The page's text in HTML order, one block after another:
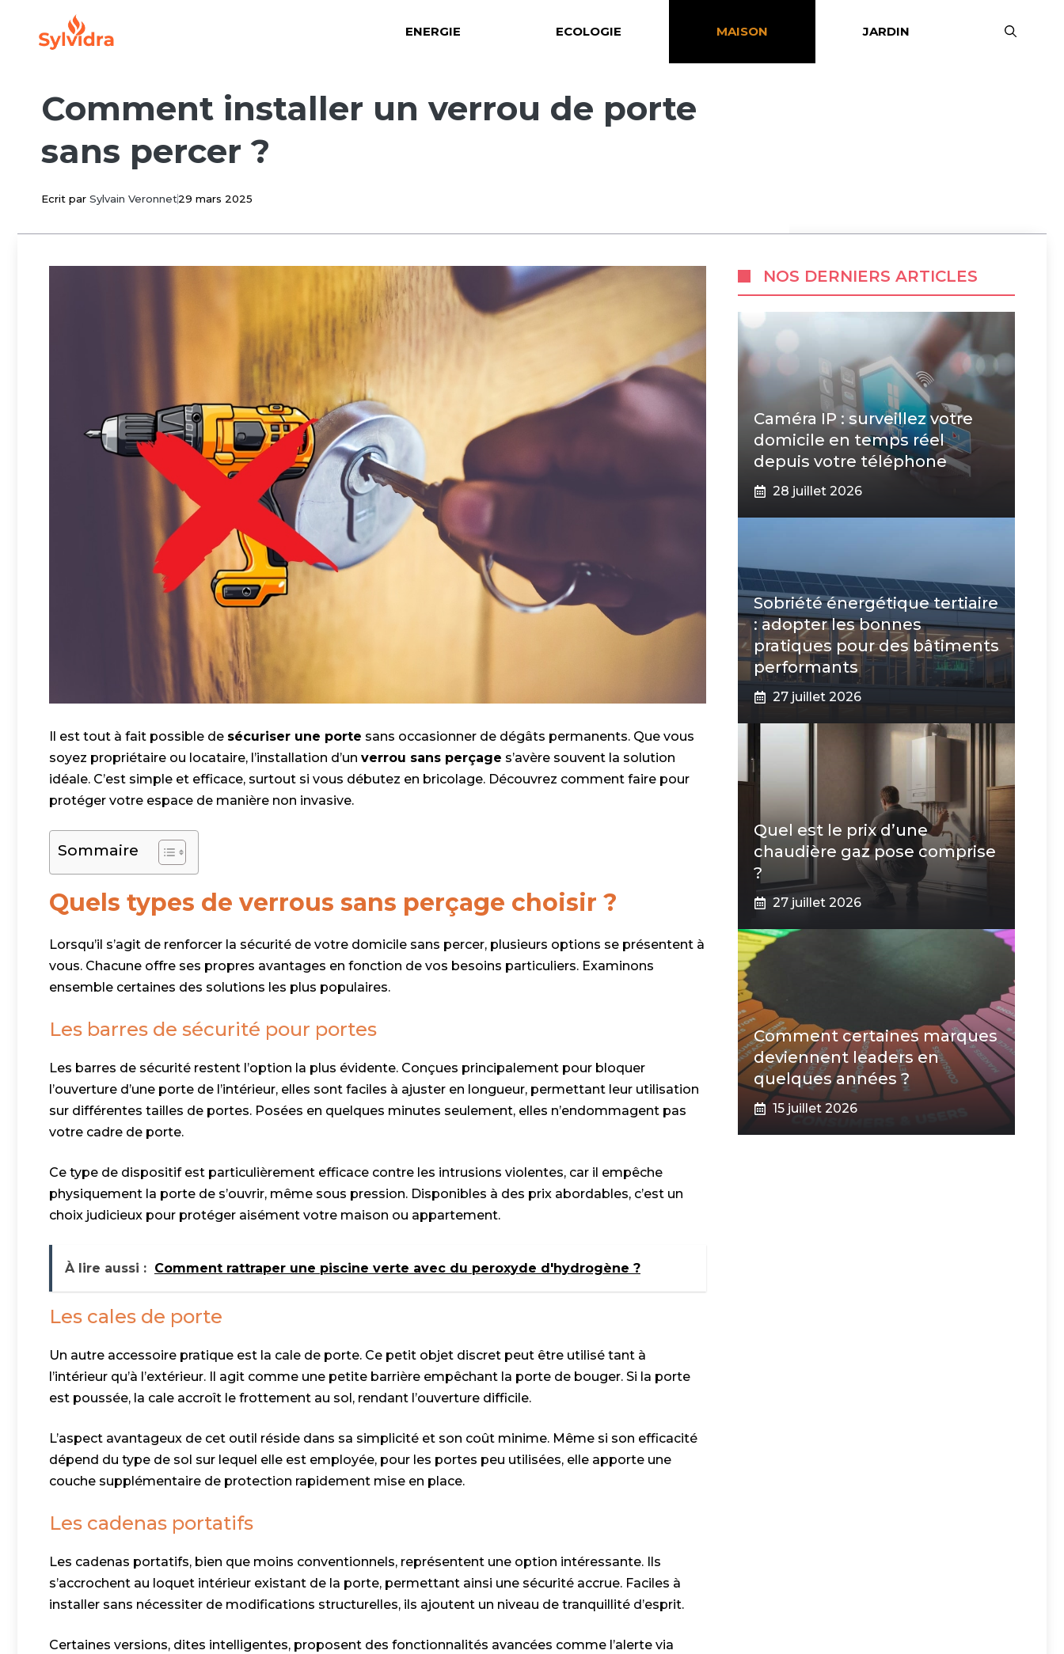
contenu
ENERGIE ECOLOGIE MAISON JARDIN
Comment installer un verrou de porte
sans percer ?
Ecrit par Sylvain Veronnet29 mars 2025
Il est tout à fait possible de sécuriser une porte sans occasionner de dégâts permanents. Que vous
soyez propriétaire ou locataire, l’installation d’un verrou sans perçage s’avère souvent la solution
idéale. C’est simple et efficace, surtout si vous débutez en bricolage. Découvrez comment faire pour
protéger votre espace de manière non invasive.
Sommaire
Quels types de verrous sans perçage choisir ?
Lorsqu’il s’agit de renforcer la sécurité de votre domicile sans percer, plusieurs options se présentent à
vous. Chacune offre ses propres avantages en fonction de vos besoins particuliers. Examinons
ensemble certaines des solutions les plus populaires.
Les barres de sécurité pour portes
Les barres de sécurité restent l’option la plus évidente. Conçues principalement pour bloquer
l’ouverture d’une porte de l’intérieur, elles sont faciles à ajuster en longueur, permettant leur utilisation
sur différentes tailles de portes. Posées en quelques minutes seulement, elles n’endommagent pas
votre cadre de porte.
Ce type de dispositif est particulièrement efficace contre les intrusions violentes, car il empêche
physiquement la porte de s’ouvrir, même sous pression. Disponibles à des prix abordables, c’est un
choix judicieux pour protéger aisément votre maison ou appartement.
À lire aussi : Comment rattraper une piscine verte avec du peroxyde d'hydrogène ?
Les cales de porte
Un autre accessoire pratique est la cale de porte. Ce petit objet discret peut être utilisé tant à
l’intérieur qu’à l’extérieur. Il agit comme une petite barrière empêchant la porte de bouger. Si la porte
est poussée, la cale accroît le frottement au sol, rendant l’ouverture difficile.
L’aspect avantageux de cet outil réside dans sa simplicité et son coût minime. Même si son efficacité
dépend du type de sol sur lequel elle est employée, pour les portes peu utilisées, elle apporte une
couche supplémentaire de protection rapidement mise en place.
Les cadenas portatifs
Les cadenas portatifs, bien que moins conventionnels, représentent une option intéressante. Ils
s’accrochent au loquet intérieur existant de la porte, permettant ainsi une sécurité accrue. Faciles à
installer sans nécessiter de modifications structurelles, ils ajoutent un niveau de tranquillité d’esprit.
Certaines versions, dites intelligentes, proposent des fonctionnalités avancées comme l’alerte via
NOS DERNIERS ARTICLES
Caméra IP : surveillez votre
domicile en temps réel
depuis votre téléphone
28 juillet 2026
Sobriété énergétique tertiaire
: adopter les bonnes
pratiques pour des bâtiments
performants
27 juillet 2026
Quel est le prix d’une
chaudière gaz pose comprise
?
27 juillet 2026
Comment certaines marques
deviennent leaders en
quelques années ?
15 juillet 2026